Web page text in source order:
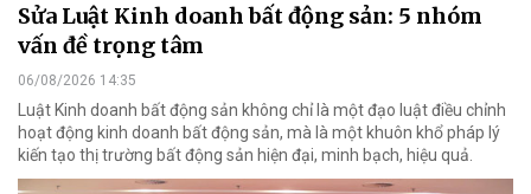
Sửa Luật Kinh doanh bất động sản: 5 nhóm
vấn đề trọng tâm
06/08/2026 14:35
Luật Kinh doanh bất động sản không chỉ là một đạo luật điều chỉnh
hoạt động kinh doanh bất động sản, mà là một khuôn khổ pháp lý
kiến tạo thị trường bất động sản hiện đại, minh bạch, hiệu quả.